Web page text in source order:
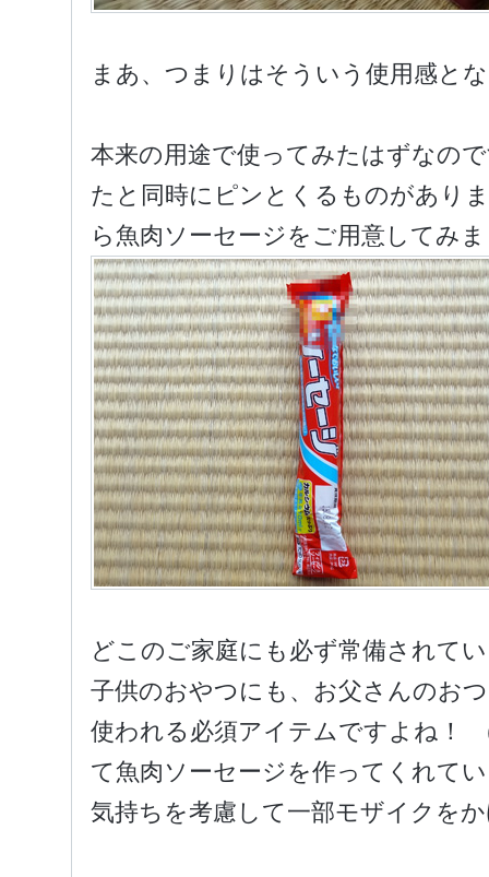
まあ、つまりはそういう使用感と
本来の用途で使ってみたはずなの
たと同時にピンとくるものがあり
ら魚肉ソーセージをご用意してみ
どこのご家庭にも必ず常備されて
子供のおやつにも、お父さんのお
使われる必須アイテムですよね！
て魚肉ソーセージを作ってくれて
気持ちを考慮して一部モザイクを